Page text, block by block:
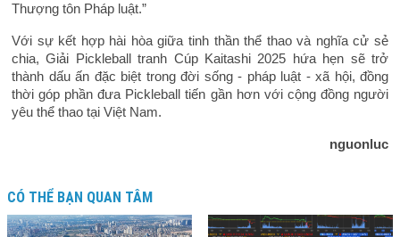
Thượng tôn Pháp luật.”
Với sự kết hợp hài hòa giữa tinh thần thể thao và nghĩa cử sẻ
chia, Giải Pickleball tranh Cúp Kaitashi 2025 hứa hẹn sẽ trở
thành dấu ấn đặc biệt trong đời sống - pháp luật - xã hội, đồng
thời góp phần đưa Pickleball tiến gần hơn với cộng đồng người
yêu thể thao tại Việt Nam.
nguonluc
CÓ THỂ BẠN QUAN TÂM